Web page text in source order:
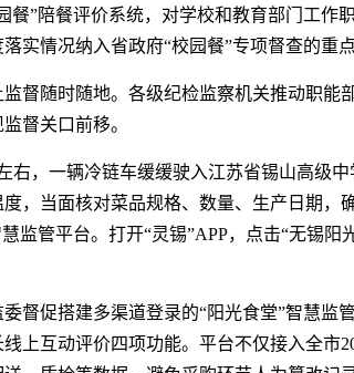
餐”陪餐评价系统，对学校和教育部门工
实情况纳入省政府“校园餐”专项督查的重点
督随时随地。各级纪检监察机关推动职能
督关口前移。
右，一辆冷链车缓缓驶入江苏省锡山高级
，当面核对菜品规格、数量、生产日期
监管平台。打开“灵锡”APP，点击“无锡
督促搭建多渠道登录的“阳光食堂”智慧
上互动评价四项功能。平台不仅接入全市